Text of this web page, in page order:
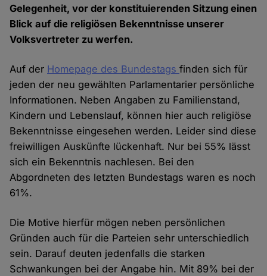
Gelegenheit, vor der konstituierenden Sitzung einen
Blick auf die religiösen Bekenntnisse unserer
Volksvertreter zu werfen.
Auf der Homepage des Bundestagsfinden sich für
jeden der neu gewählten Parlamentarier persönliche
Informationen. Neben Angaben zu Familienstand,
Kindern und Lebenslauf, können hier auch religiöse
Bekenntnisse eingesehen werden. Leider sind diese
freiwilligen Auskünfte lückenhaft. Nur bei 55% lässt
sich ein Bekenntnis nachlesen. Bei den
Abgordneten des letzten Bundestags waren es noch
61%.
Die Motive hierfür mögen neben persönlichen
Gründen auch für die Parteien sehr unterschiedlich
sein. Darauf deuten jedenfalls die starken
Schwankungen bei der Angabe hin. Mit 89% bei der